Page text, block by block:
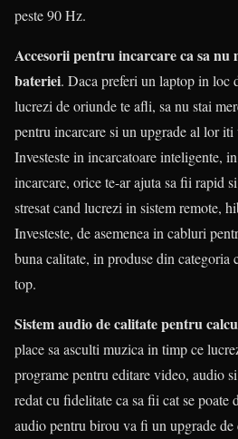
peste 90 Hz.
Accesorii pentru incarcare ca sa nu
bateriei. Daca preferi un laptop in loc
lucrezi de oriunde te afli, sa nu stai
pentru incarcare si un upgrade al lor
Investeste in incarcatoare inteligente,
incarcare, orice te-ar ajuta sa fii rapid
stresat cand lucrezi in sistem remote,
Investeste, de asemenea in cabluri
buna calitate, in produse din categoria
top.
Sistem audio de calitate pentru
place sa asculti muzica in timp ce
programe pentru editare video, audio
redat cu fidelitate ca sa fii cat se poate
audio pentru birou va fi un upgrade de